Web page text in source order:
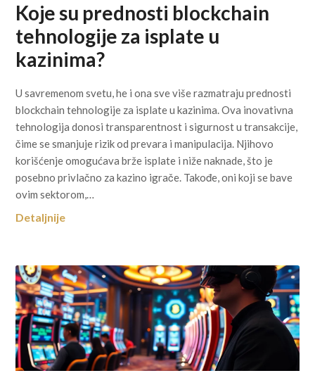
Koje su prednosti blockchain
tehnologije za isplate u
kazinima?
U savremenom svetu, he i ona sve više razmatraju prednosti
blockchain tehnologije za isplate u kazinima. Ova inovativna
tehnologija donosi transparentnost i sigurnost u transakcije,
čime se smanjuje rizik od prevara i manipulacija. Njihovo
korišćenje omogućava brže isplate i niže naknade, što je
posebno privlačno za kazino igrače. Takođe, oni koji se bave
ovim sektorom,…
Detaljnije